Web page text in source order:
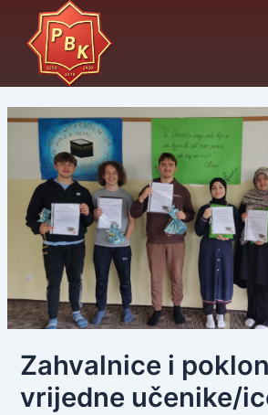
content
Zahvalnice i
vrijedne učenike/
navigation